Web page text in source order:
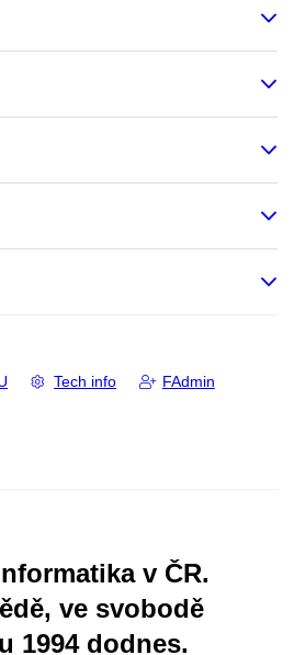
Tech info FAdmin
v ČR.
ve svobodě
1994 dodnes.